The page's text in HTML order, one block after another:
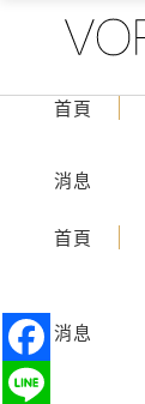
首頁
消息
首頁
消息